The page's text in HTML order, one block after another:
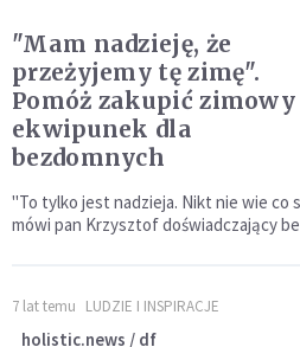
"Mam nadzieję, że
przeżyjemy tę zimę".
Pomóż zakupić zimowy
ekwipunek dla
bezdomnych
"To tylko jest nadzieja. Nikt nie wie co
mówi pan Krzysztof doświadczający
7 lat temu LUDZIE I INSPIRACJE
holistic.news / df